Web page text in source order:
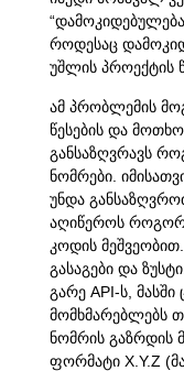
როდესაც
უშლის პროექტის
ამ პრობლემის
წესების და
განსაზღვრავს
ნომრები.
უნდა
აღიწეროს
კოდის
გასაგები და
გარე API-ს, მასში
მომხმარებლებს
ნომრის გაზრდის
ფორმატი X.Y.Z